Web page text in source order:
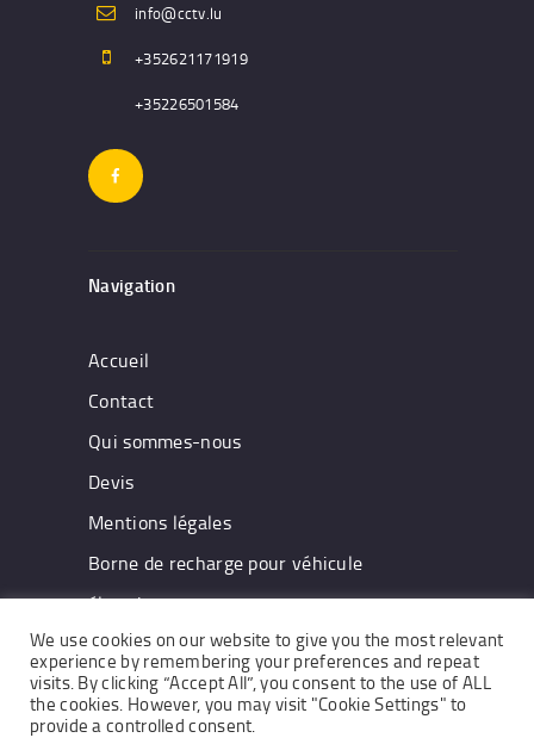
info@cctv.lu
+352621171919
+35226501584
Navigation
Accueil
Contact
Qui sommes-nous
Devis
Mentions légales
Borne de recharge pour véhicule
électrique
CCTV © 2026. All rights reserved.
We use cookies on our website to give you the most relevant
experience by remembering your preferences and repeat
visits. By clicking “Accept All”, you consent to the use of ALL
the cookies. However, you may visit "Cookie Settings" to
provide a controlled consent.